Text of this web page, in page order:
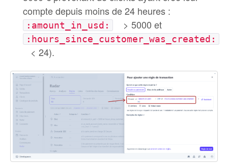
compte depuis moins de 24 heures :
:amount_in_usd: > 5000 et
:hours_since_customer_was_created:
< 24).